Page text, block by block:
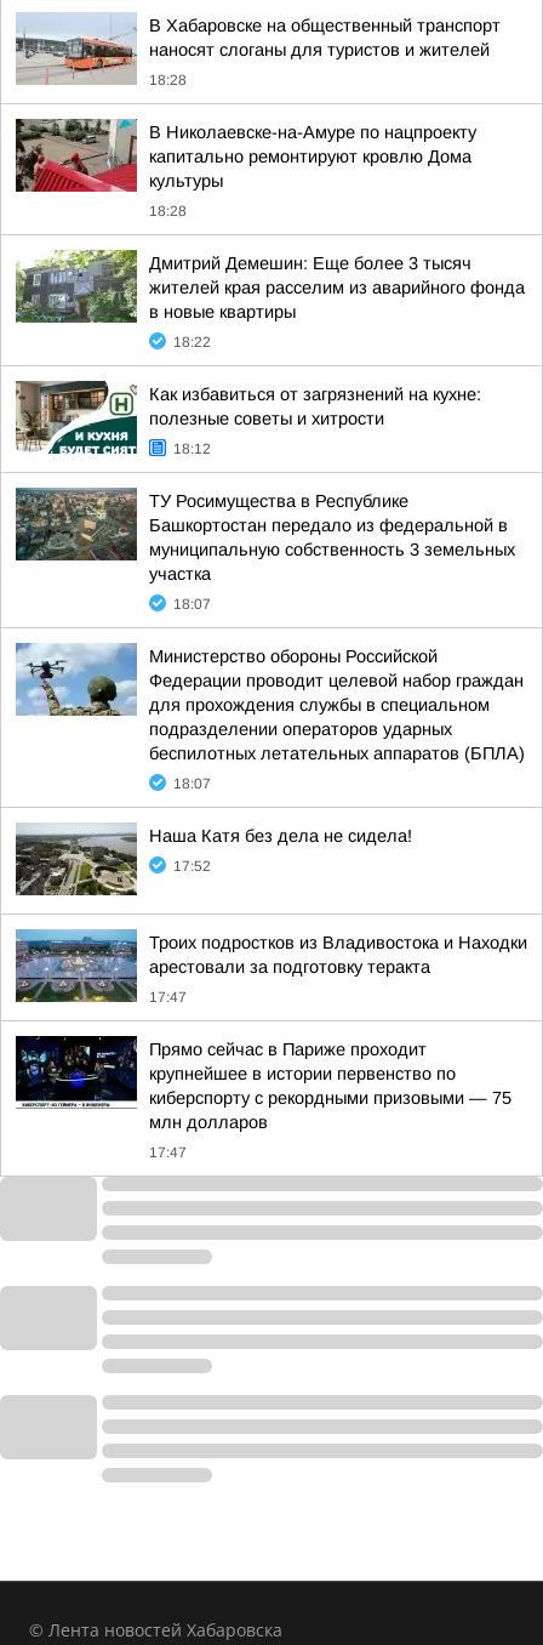
В Хабаровске на общественный транспорт
наносят слоганы для туристов и жителей
18:28
В Николаевске-на-Амуре по нацпроекту
капитально ремонтируют кровлю Дома
культуры
18:28
Дмитрий Демешин: Еще более 3 тысяч
жителей края расселим из аварийного фонда
в новые квартиры
18:22
Как избавиться от загрязнений на кухне:
полезные советы и хитрости
18:12
ТУ Росимущества в Республике
Башкортостан передало из федеральной в
муниципальную собственность 3 земельных
участка
18:07
Министерство обороны Российской
Федерации проводит целевой набор граждан
для прохождения службы в специальном
подразделении операторов ударных
беспилотных летательных аппаратов (БПЛА)
18:07
Наша Катя без дела не сидела!
17:52
Троих подростков из Владивостока и Находки
арестовали за подготовку теракта
17:47
Прямо сейчас в Париже проходит
крупнейшее в истории первенство по
киберспорту с рекордными призовыми — 75
млн долларов
17:47
© Лента новостей Хабаровска